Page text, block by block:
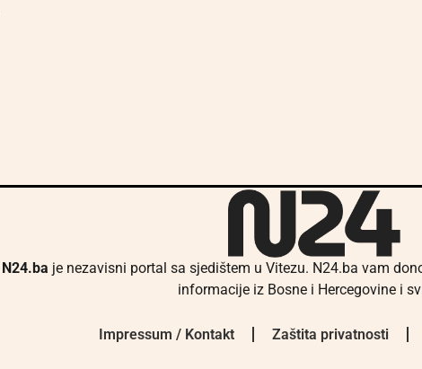
N24.ba je nezavisni portal sa sjedištem u Vitezu. N24.ba vam
informacije iz Bosne i Hercegovine i
Impressum / Kontakt Zaštita privatnosti